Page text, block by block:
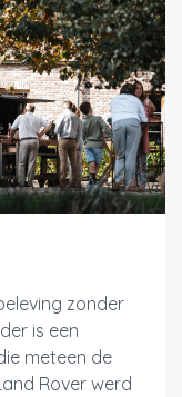
zonder
is een
meteen de
Rover werd